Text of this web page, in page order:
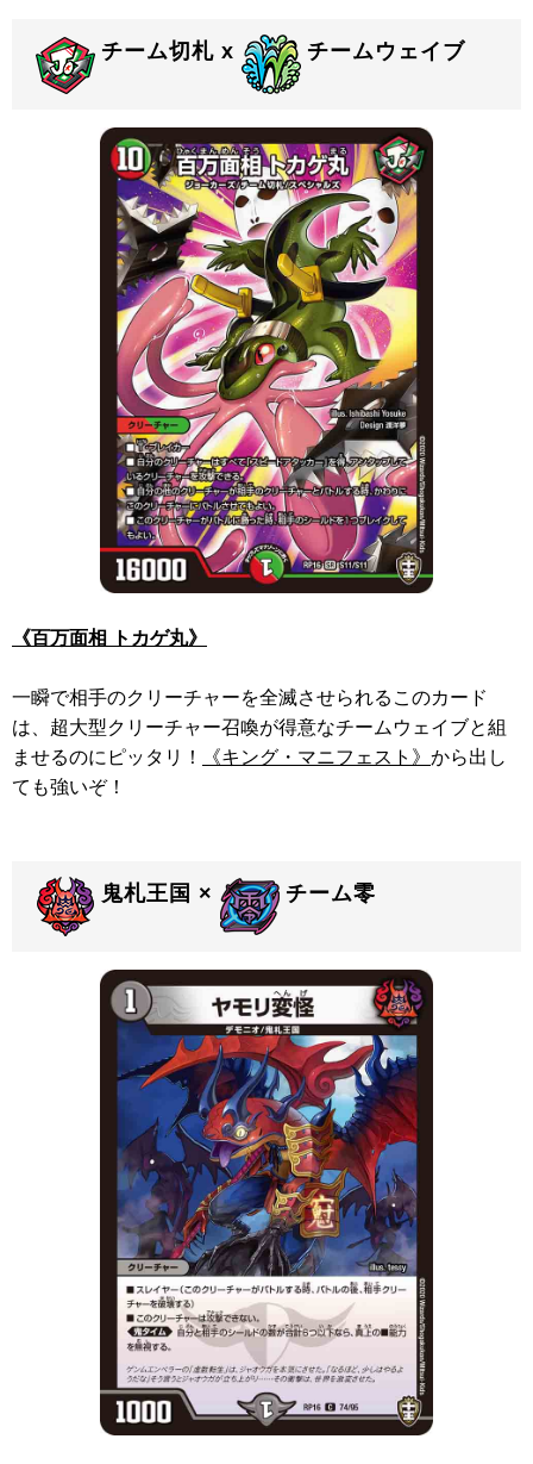
チーム切札 x チームウェイブ
《百万面相 トカゲ丸》
一瞬で相手のクリーチャーを全滅させられるこのカード
は、超大型クリーチャー召喚が得意なチームウェイブと組
ませるのにピッタリ！
《キング・マニフェスト》 から出し
ても強いぞ！
鬼札王国 × チーム零